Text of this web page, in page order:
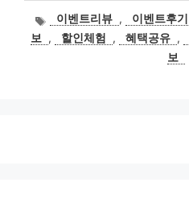
태이벤트리뷰 , 이벤트후기
보 , 할인체험 , 혜택공유 ,
보